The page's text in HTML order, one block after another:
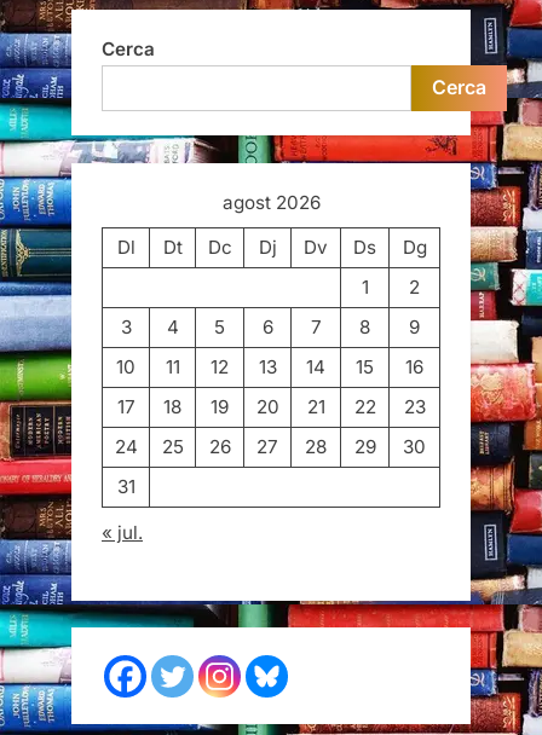
Cerca
Cerca
agost 2026
Dl
Dt Dc Dj Dv Ds
Dg
1
2
3
4 5 6 7 8
9
10
11 12 13 14 15
16
17
18 19 20 21 22
23
24
25 26 27 28 29
30
31
« jul.